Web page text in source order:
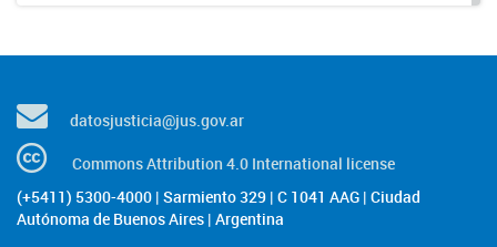
datosjusticia@jus.gov.ar
Commons Attribution 4.0 International license
(+5411) 5300-4000 | Sarmiento 329 | C 1041 AAG | Ciudad
Autónoma de Buenos Aires | Argentina